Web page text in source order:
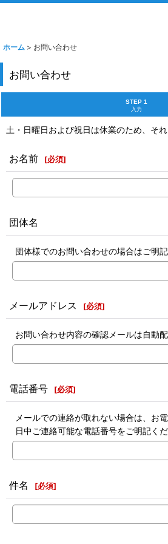
ホーム > お問い合わせ
お問い合わせ
STEP 1
入力
土・日曜日および祝日は休業のため、そ
お名前 [必須]
団体名
団体様でのお問い合わせの場合はご明記
メールアドレス [必須]
お問い合わせ内容の確認メールは自動配
電話番号 [必須]
メールでの連絡が取れない場合は、お
日中ご連絡可能な電話番号をご明記くだ
件名 [必須]